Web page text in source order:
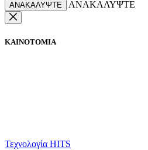
ΑΝΑΚΑΛΥΨΤΕ ΑΝΑΚΑΛΥΨΤΕ
ΚΑΙΝΟΤΟΜΙΑ
Τεχνολογία HITS